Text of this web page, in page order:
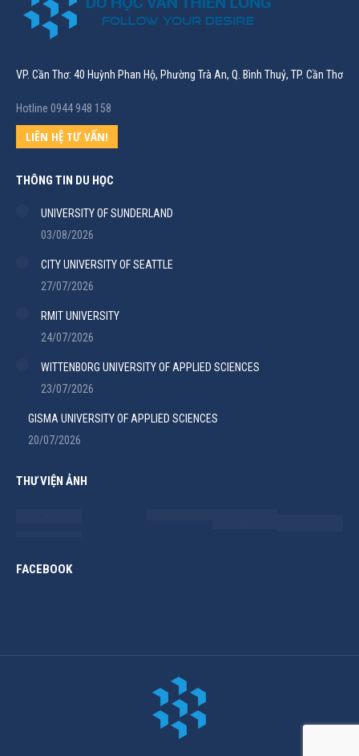
VP. Cần Thơ: 40 Huỳnh Phan Hộ, Phường Trà An, Q. Bình Thuỷ, TP. Cần Thơ
Hotline 0944 948 158
LIÊN HỆ TƯ VẤN!
THÔNG TIN DU HỌC
UNIVERSITY OF SUNDERLAND
03/08/2026
CITY UNIVERSITY OF SEATTLE
27/07/2026
RMIT UNIVERSITY
24/07/2026
WITTENBORG UNIVERSITY OF APPLIED SCIENCES
23/07/2026
GISMA UNIVERSITY OF APPLIED SCIENCES
20/07/2026
THƯ VIỆN ẢNH
FACEBOOK